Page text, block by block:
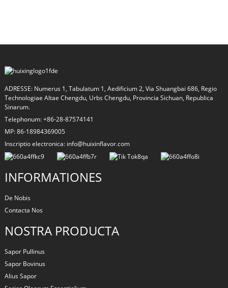
ADRESSE: Numerus 1, Tabulatum 1, Aedificium 2, Via Shuangbai 686, Regio
Technologiae Altae Chengdu, Urbs Chengdu, Provincia Sichuan, Republica
Sinarum.
Telephonum: +86-28-87574141
MP: 86-18984369005
Inscriptio electronica: info@huixinflavor.com
INFORMATIONES
De Nobis
Contacta Nos
NOSTRA PRODUCTA
Sapor Pullinus
Sapor Bovinus
Alius Sapor